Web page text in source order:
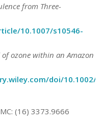
from Three-
10.1007/s10546-
ozone within an Amazon
doi/10.1002/
(16) 3373.9666